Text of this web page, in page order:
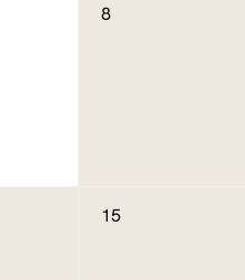
8
15